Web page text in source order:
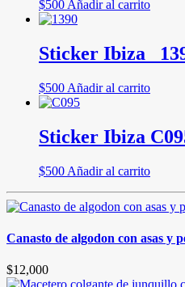
$500 Añadir al carrito
Sticker Ibiza
$500 Añadir al carrito
Sticker Ibiza
$500 Añadir al carrito
Canasto de algodon con asas y
$12,000